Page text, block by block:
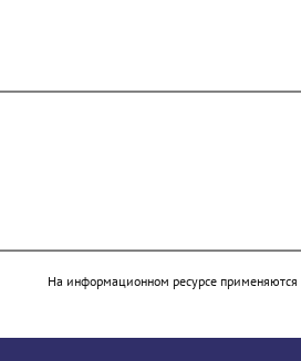
На информационном ресурсе применяются